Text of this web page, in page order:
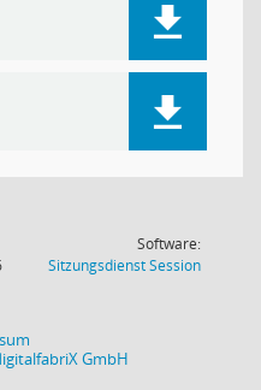
Software:
SitzungsdienstSession(Wird in
GmbH